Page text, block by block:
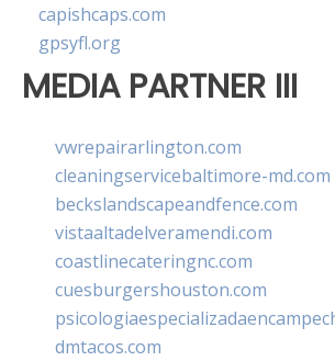
capishcaps.com
gpsyfl.org
MEDIA PARTNER III
vwrepairarlington.com
cleaningservicebaltimore-md.com
beckslandscapeandfence.com
vistaaltadelveramendi.com
coastlinecateringnc.com
cuesburgershouston.com
dmtacos.com